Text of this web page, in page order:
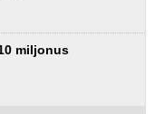
miljonus